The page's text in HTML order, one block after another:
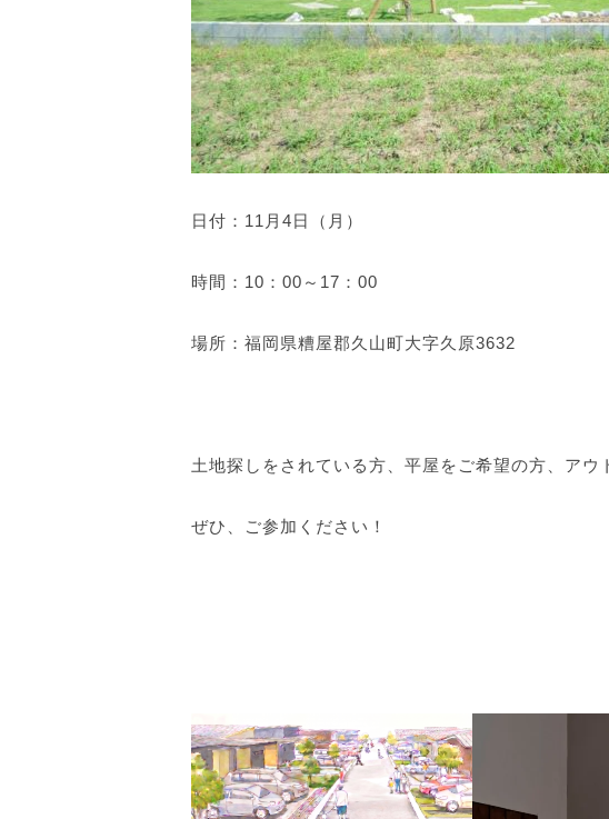
日付：11月4日（月）
時間：10：00～17：00
場所：福岡県糟屋郡久山町大字久原3632
土地探しをされている方、平屋をご希望の方、アウ
ぜひ、ご参加ください！